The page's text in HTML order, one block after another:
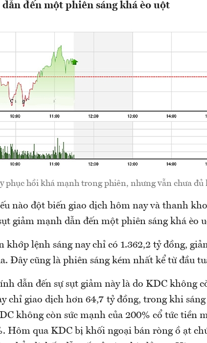
đến một phiên sáng khá èo uột
phục hồi khá mạnh trong phiên, nhưng vẫn chưa đủ
nào đột biến giao dịch hôm nay và thanh
giảm mạnh dẫn đến một phiên sáng khá èo
khớp lệnh sáng nay chỉ có 1.362,2 tỷ đồng,
Đây cũng là phiên sáng kém nhất kể từ đầu
dẫn đến sự sụt giảm này là do KDC không
chỉ giao dịch hơn 64,7 tỷ đồng, trong khi
không còn sức mạnh của 200% cổ tức tiền
Hôm qua KDC bị khối ngoại bán ròng ồ ạt